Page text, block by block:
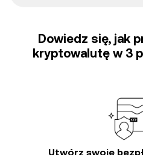
Dowiedz się, jak
kryptowalutę w 3
Utwórz swoje